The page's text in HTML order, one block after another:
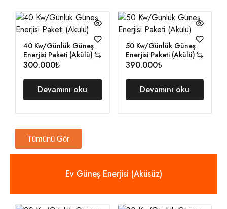
40 Kw/Günlük Güneş
Enerjisi Paketi (Akülü)
300.000₺
Devamını oku
50 Kw/Günlük Güneş
Enerjisi Paketi (Akülü)
390.000₺
Devamını oku
Tümünü Gör
Ev Güneş Enerjisi (Aküsüz)